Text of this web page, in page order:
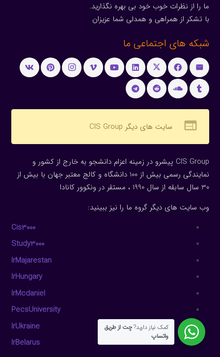
ما را از نظرات خوب خود بی بهره نگذارید.
با تشکر از همراهی و همدلی شما عزیزان
شبکه های اجتماعی ما
web سایت های دیگر CIS Group
CIS Group پیشرو در زمینه اعزام دانشجو به خارج از کشور و
نمایندگی رسمی بیش از 100 دانشگاه و کالج معتبر جهان با بیش از
30 سال سابقه از سال 1990 ، مستقر در ونکوور کانادا
وب سایت های دیگر گروه ما را نیز ببینید:
Cis3000
Study3000
IrMajarestan
IrHungary
IrMcdaniel
PecsUniversity
IrUkraine
IrBelarus
کمک نیاز دارید?چت از طریق
واتساپ